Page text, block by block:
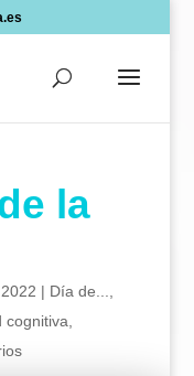
la
| Día de...
cognitiva